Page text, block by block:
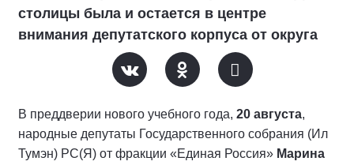
столицы была и остается в центре
внимания депутатского корпуса от округа
В преддверии нового учебного года, 20 августа,
народные депутаты Государственного собрания (Ил
Тумэн) РС(Я) от фракции «Единая Россия» Марина